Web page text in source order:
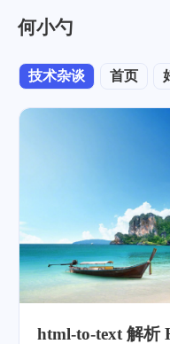
何小勺
首页
技术杂谈
html-to-text 解析